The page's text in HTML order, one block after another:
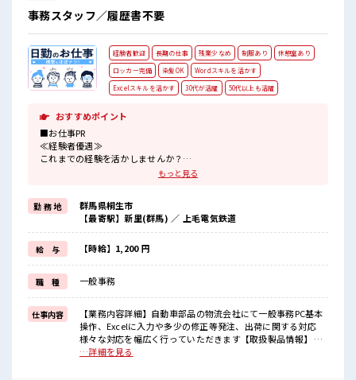
事務スタッフ／履歴書不要
経験者歓迎 長期の仕事 残業少なめ 制服あり
休憩室あり
ロッカー完備
染髪OK
Wordスキルを活かす
Excelスキルを活かす
30代が活躍 50代以上も活躍
おすすめポイント
■お仕事PR
≪経験者優遇≫
これまでの経験を活かしませんか？
≪時間にメリハリを≫
残業はほとんどナシ！
場合によってはお願いすることもあります♪
≪ヘアカラーOKで自由な雰囲気の職場≫
明るすぎたり奇抜でなければ基本的に自由！
(規定有)≪機能的な制服アリ≫
制服があるので、
毎日の服装の悩み解消♪
≪収入アップを目指せる≫
高時給だらけの派遣のお仕事です！
■職場の雰囲気
髪型にこだわりのあるアナタは必見！
もっと見る
勤 務 地
群馬県桐生市
【最寄駅】新里(群馬) ／ 上毛電気鉄道
給 与 【時給】1,200 円
職 種 一般事務
仕事内容
【業務内容詳細】自動車部品の物流会社にて一般事務PC基本
操作、Excelに入力や多少の修正等発注、出荷に関する対応
様々な対応を幅広く行っていただきます【取扱製品情報】 ■
お仕事PR ≪経験者優遇≫ これまでの経験を活かしませんか？
…詳細を見る